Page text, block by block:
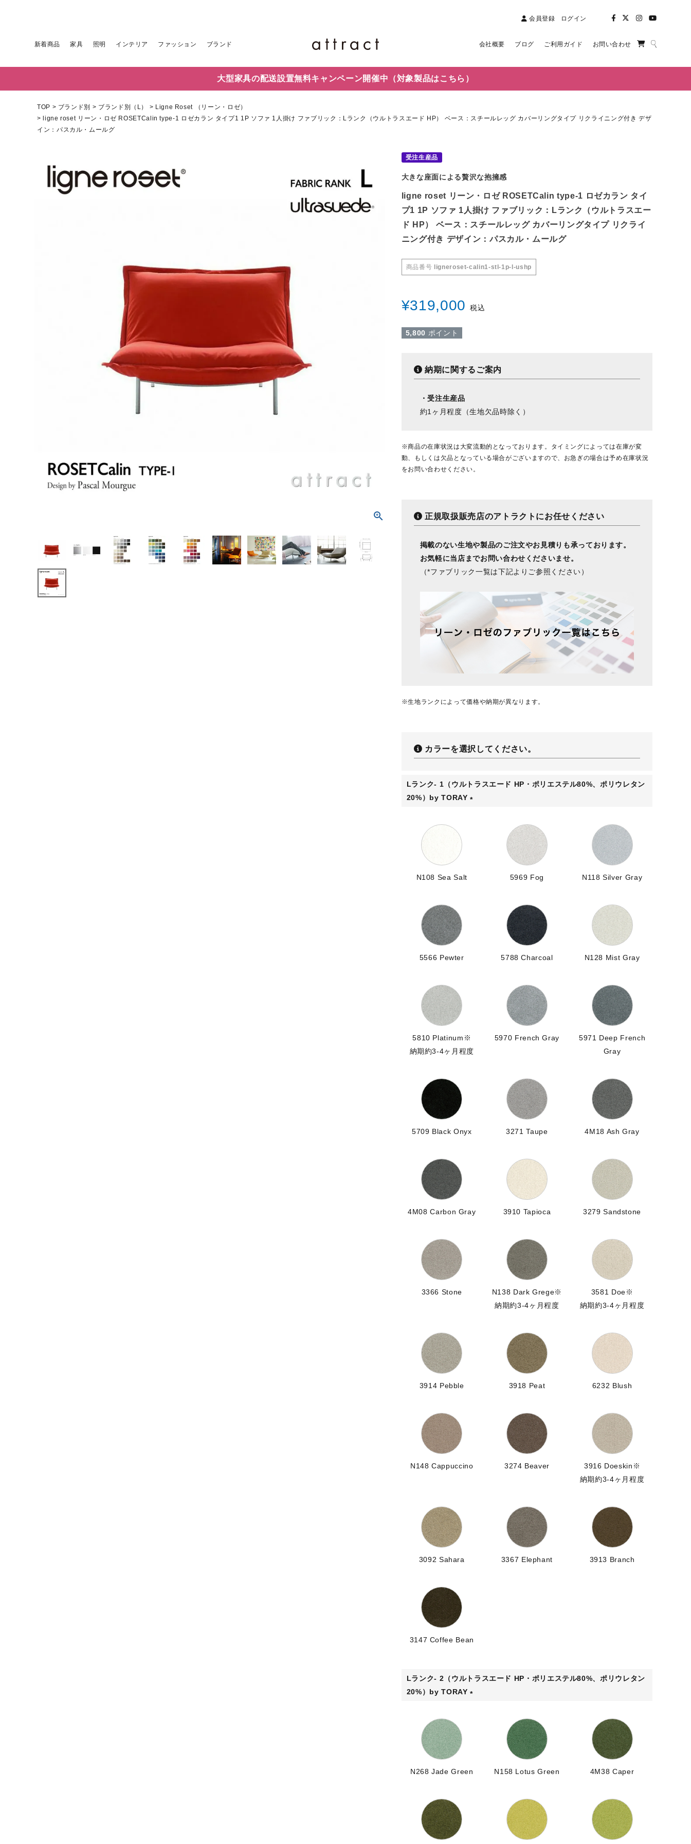
会員登録 ログイン
新着商品 家具 照明 インテリア ファッション ブランド 会社概要 ブログ ご利用ガイド お問い合わせ
大型家具の配送設置無料キャンペーン開催中 （対象製品はこちら）
TOP ブランド別 ブランド別（L）
Ligne Roset （リーン・ロゼ）
ligne roset リーン・ロゼ ROSETCalin type-1 ロゼカラン タイプ1 1P ソファ 1人掛け ファブリック：Lランク（ウルトラスエード HP） ベース：スチールレッグ カバーリングタイプ リクライニング付き デザ
イン：パスカル・ムールグ
受注生産品
大きな座面による贅沢な抱擁感
ligne roset リーン・ロゼ ROSETCalin type-1 ロゼカラン タイ
プ1 1P ソファ 1人掛け ファブリック：Lランク（ウルトラスエー
ド HP） ベース：スチールレッグ カバーリングタイプ リクライ
ニング付き デザイン：パスカル・ムールグ
商品番号 ligneroset-calin1-stl-1p-l-ushp
¥319,000 税込
5,800 ポイント
納期に関するご案内
・受注生産品
約1ヶ月程度（生地欠品時除く）
※商品の在庫状況は大変流動的となっております。タイミングによっては在庫が変
動、もしくは欠品となっている場合がございますので、お急ぎの場合は予め在庫状況
をお問い合わせください。
正規取扱販売店のアトラクトにお任せください
掲載のない生地や製品のご注文やお見積りも承っております。
お気軽に当店までお問い合わせくださいませ。
（*ファブリック一覧は下記よりご参照ください）
※生地ランクによって価格や納期が異なります。
カラーを選択してください。
Lランク- 1（ウルトラスエード HP・ポリエステル80%、ポリウレタン
20%）by TORAY
N108 Sea Salt 5969 Fog N118 Silver Gray
5566 Pewter 5788 Charcoal N128 Mist Gray
5810 Platinum※
納期約3-4ヶ月程度
5970 French Gray
5971 Deep French
Gray
5709 Black Onyx 3271 Taupe 4M18 Ash Gray
4M08 Carbon Gray 3910 Tapioca 3279 Sandstone
3366 Stone
N138 Dark Grege※
納期約3-4ヶ月程度
3581 Doe※
納期約3-4ヶ月程度
3914 Pebble 3918 Peat 6232 Blush
N148 Cappuccino 3274 Beaver
3916 Doeskin※
納期約3-4ヶ月程度
3092 Sahara 3367 Elephant 3913 Branch
3147 Coffee Bean
Lランク- 2（ウルトラスエード HP・ポリエステル80%、ポリウレタン
20%）by TORAY
N268 Jade Green N158 Lotus Green 4M38 Caper